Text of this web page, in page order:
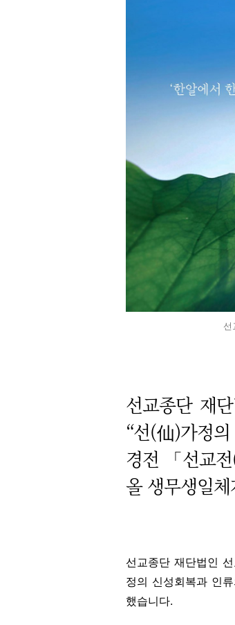
선
선교종단 재
“선(仙)가정
경전 「선교
올 생무생일체
선교종단 재단법인
정의 신성회복과 인
했습니다.